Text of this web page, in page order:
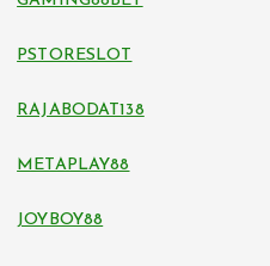
PSTORESLOT
RAJABODAT138
METAPLAY88
JOYBOY88